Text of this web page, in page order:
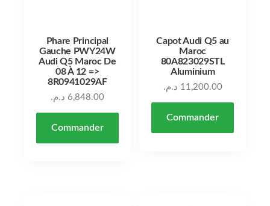
Phare Principal
Gauche PWY24W
Audi Q5 Maroc De
08 À 12 =>
8R0941029AF
6,848.00 د.م.
Commander
Capot Audi Q5 au
Maroc
80A823029STL
Aluminium
11,200.00 د.م.
Commander